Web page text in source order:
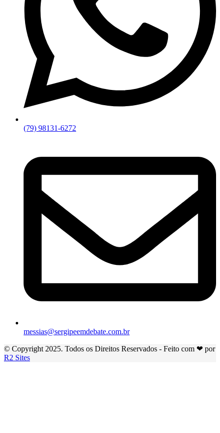
(79) 98131-6272
messias@sergipeemdebate.com.br
© Copyright 2025. Todos os Direitos Reservados - Feito com ❤ por
R2 Sites